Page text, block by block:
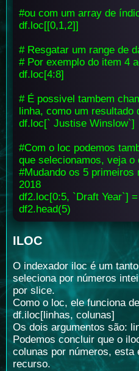
#ou com um array de
df.loc[[0,1,2]]
# Resgatar um range de
# Por exemplo do item 4
df.loc[4:8]
# É possivel tambem
linha, como um resultado
df.loc[` Justise Winslow`]
#Com o loc podemos
que selecionamos, veja o
#Mudando os 5 primeiros
2018
df2.loc[0:5, `Draft Year`]
df2.head(5)
ILOC
O indexador iloc é um
seleciona por números
por slice.
Como o loc, ele funciona
df.iloc[linhas, colunas]
Os dois argumentos são:
Podemos concluir que o
colunas por números, esta
recurso.